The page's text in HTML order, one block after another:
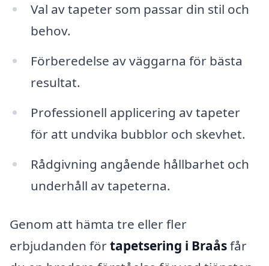
Val av tapeter som passar din stil och
behov.
Förberedelse av väggarna för bästa
resultat.
Professionell applicering av tapeter
för att undvika bubblor och skevhet.
Rådgivning angående hållbarhet och
underhåll av tapeterna.
Genom att hämta tre eller fler
erbjudanden förtapetsering i Braåsfår